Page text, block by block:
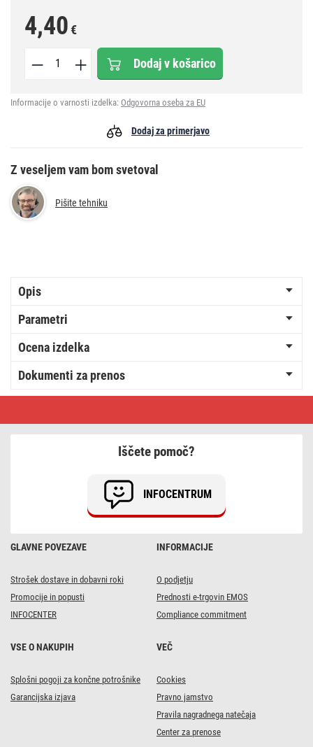
4,40€
Dodaj v košarico
Informacije o varnosti izdelka: Odgovorna oseba za EU
Dodaj za primerjavo
Z veseljem vam bom svetoval
Pišite tehniku
Opis
Parametri
Ocena izdelka
Dokumenti za prenos
GLAVNE POVEZAVE
Strošek dostave in dobavni roki
Promocije in popusti
INFOCENTER
INFORMACIJE
O podjetju
Prednosti e-trgovin EMOS
Compliance commitment
VSE O NAKUPIH
Splošni pogoji za končne potrošnike
Garancijska izjava
VEČ
Cookies
Pravno jamstvo
Pravila nagradnega natečaja
Center za prenose
Iščete pomoč?
INFOCENTRUM